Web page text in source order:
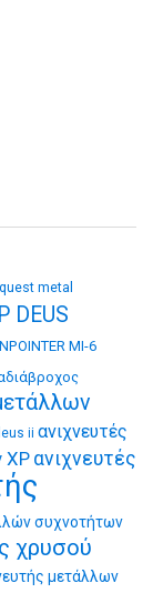
quest metal
DEUS
MI-6
ii ανιχνευτές
XP ανιχνευτές
συχνοτήτων
χρυσού
μετάλλων